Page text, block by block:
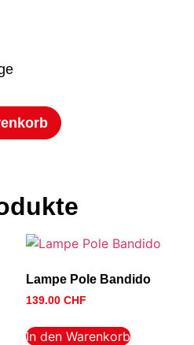
Lampe Pole Bandido
139.00 CHF
In den Warenkorb